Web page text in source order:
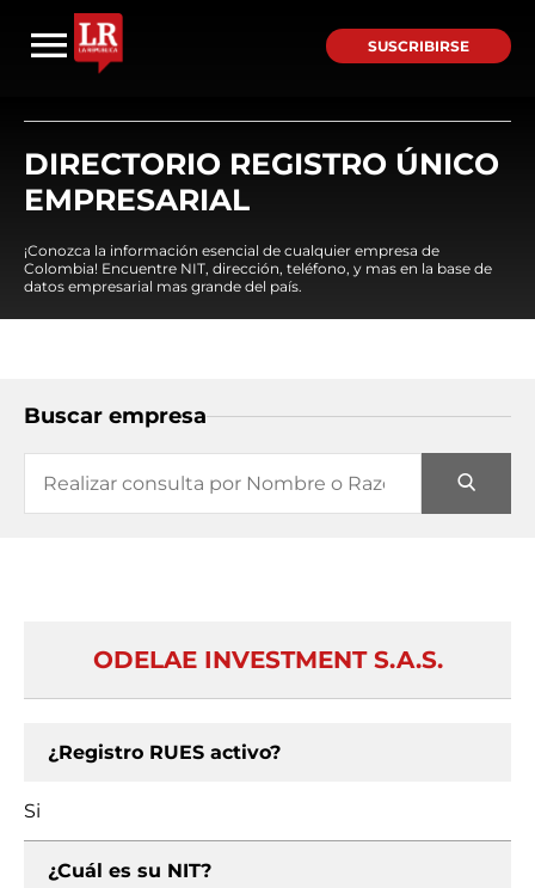
SUSCRIBIRSE
DIRECTORIO REGISTRO ÚNICO
EMPRESARIAL
¡Conozca la información esencial de cualquier empresa de
Colombia! Encuentre NIT, dirección, teléfono, y mas en la base de
datos empresarial mas grande del país.
Buscar empresa
ODELAE INVESTMENT S.A.S.
¿Registro RUES activo?
Si
¿Cuál es su NIT?